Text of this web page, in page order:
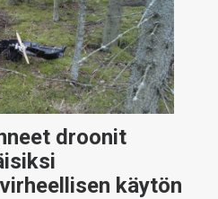
droonit
käytön